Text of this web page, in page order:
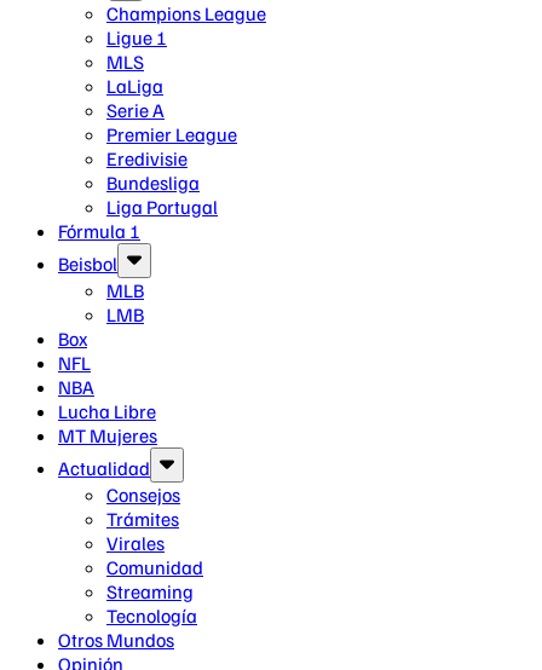
Champions League
Ligue 1
MLS
LaLiga
Serie A
Premier League
Eredivisie
Bundesliga
Liga Portugal
Fórmula 1
Beisbol
MLB
LMB
Box
NFL
NBA
Lucha Libre
MT Mujeres
Actualidad
Consejos
Trámites
Virales
Comunidad
Streaming
Tecnología
Otros Mundos
Opinión